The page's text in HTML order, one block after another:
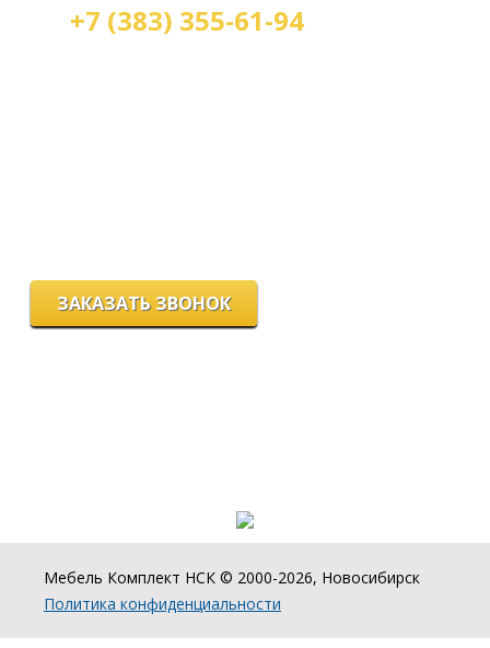
+7 (383) 355-61-94
ЗАКАЗАТЬ ЗВОНОК
Мебель Комплект НСК © 2000-2026, Новосибирск
Политика конфиденциальности